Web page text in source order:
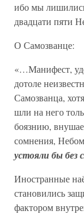
ибо мы
двадцати пяти
О Самозванце:
«…Манифест,
дотоле
Самозванца,
шли на него
боязнию,
сомнения,
устояли бы без
Иностранные
становились
фактором